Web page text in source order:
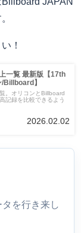
！
一覧 最新版【17th
Billboard】
。オリコンとBillboard
記録を比較できるよう
2026.02.02
を行き来し